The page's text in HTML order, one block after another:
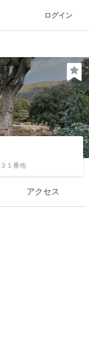
ログイン
１番地
アクセス